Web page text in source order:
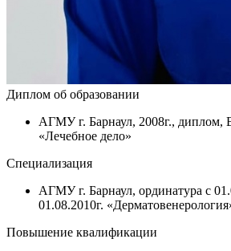
Диплом об образовании
АГМУ г. Барнаул, 2008г.,
«Лечебное дело»
Специализация
АГМУ г. Барнаул, ординатура с
01.08.2010г.
Повышение квалификации